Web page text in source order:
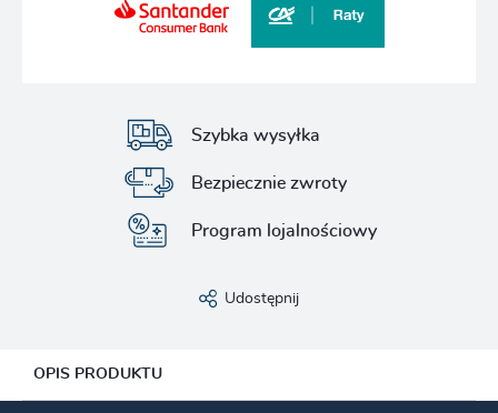
Szybka wysyłka
Bezpiecznie zwroty
Program lojalnościowy
Udostępnij
OPIS PRODUKTU